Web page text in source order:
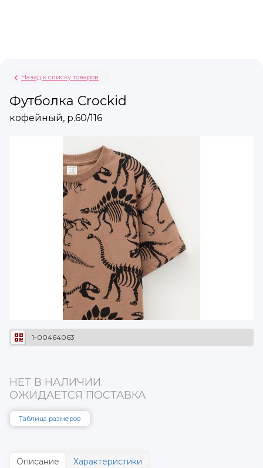
Назад к списку товаров
Футболка Crockid
кофейный, р.60/116
1-00464063
НЕТ В НАЛИЧИИ.
ОЖИДАЕТСЯ ПОСТАВКА
Таблица размеров
Описание Характеристики